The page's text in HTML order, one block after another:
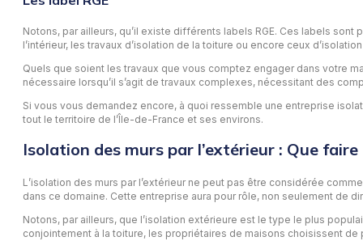
Notons, par ailleurs, qu’il existe différents labels RGE. Ces labels
l’intérieur, les travaux d’isolation de la toiture ou encore ceux
Quels que soient les travaux que vous comptez engager dans votre
nécessaire lorsqu’il s’agit de travaux complexes, nécessitant des
Si vous vous demandez encore, à quoi ressemble une entreprise
tout le territoire de l’Île-de-France et ses environs.
Isolation des murs par l’extérieur : Que
L’isolation des murs par l’extérieur ne peut pas être considérée
dans ce domaine. Cette entreprise aura pour rôle, non seulement de
Notons, par ailleurs, que l’isolation extérieure est le type le plus
conjointement à la toiture, les propriétaires de maisons choisissent